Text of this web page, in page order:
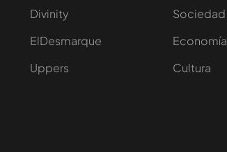
Divinity
ElDesmarque
Uppers
Sociedad
Economía
Cultura